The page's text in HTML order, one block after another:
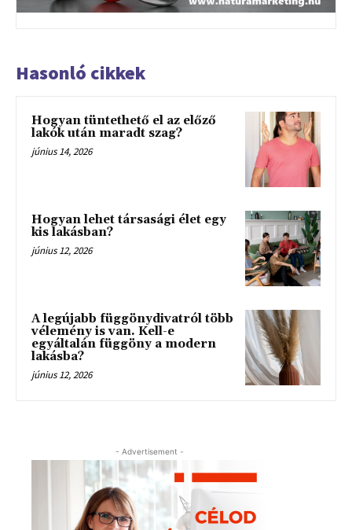
Hasonló cikkek
Hogyan tüntethető el az előző
lakók után maradt szag?
június 14, 2026
Hogyan lehet társasági élet egy
kis lakásban?
június 12, 2026
A legújabb függönydivatról több
vélemény is van. Kell-e
egyáltalán függöny a modern
lakásba?
június 12, 2026
- Advertisement -